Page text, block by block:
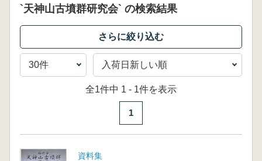
`天神山古墳群研究会` の検索結果
全1件中 1 - 1件を表示
1
資料集